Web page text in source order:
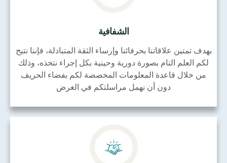
الشفافية
بهدف تمتين علاقاتنا بحرفائنا وإرساء الثقة المتبادلة، فإننا نتيح
لكم العلم التام بصورة دورية وحينية بكل إجراء نتخذه، وذلك
من خلال قاعدة المعلومات المخصصة لكم بفضاء الحريف
دون أن نهمل مراسلتكم في الغرض